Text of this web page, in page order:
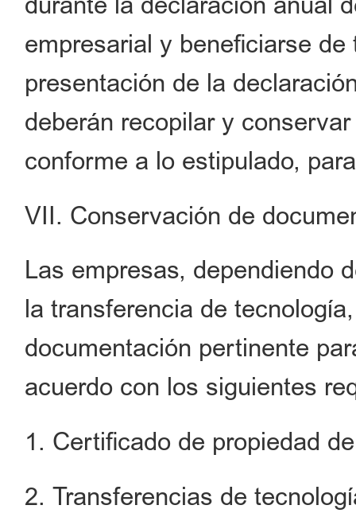
empresarial y beneficiarse
presentación de la
deberán recopilar y
conforme a lo estipulado,
VII. Conservación de
Las empresas, dependiendo
la transferencia de
documentación pertinente
acuerdo con los siguientes
1. Certificado de propiedad
2. Transferencias de